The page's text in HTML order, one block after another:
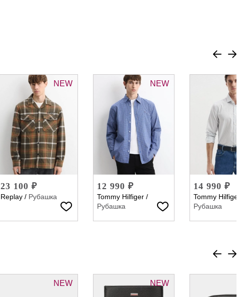
NEW
23 100 ₽
Replay / Рубашка
NEW
12 990 ₽
Tommy Hilfiger /
Рубашка
14 990 ₽
Tommy Hilfiger
Рубашка
NEW NEW